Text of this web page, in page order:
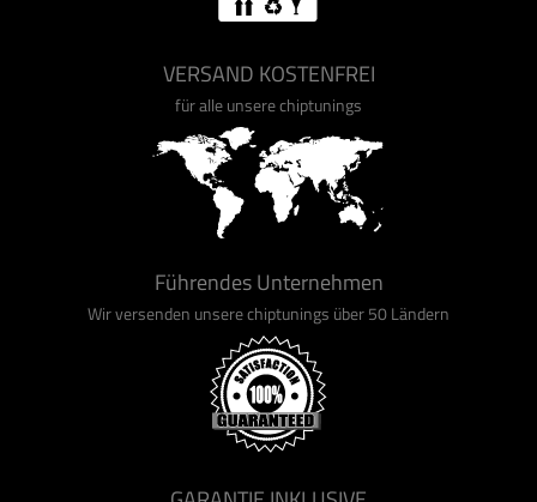
VERSAND KOSTENFREI
für alle unsere chiptunings
Führendes Unternehmen
Wir versenden unsere chiptunings über 50 Ländern